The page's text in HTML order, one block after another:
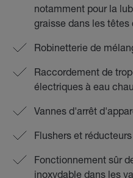
notamment pour la
graisse dans les têtes
Robinetterie de
Raccordement de
électriques à eau
Vannes d'arrêt
Flushers et
Fonctionnement sûr
inoxydable dans les